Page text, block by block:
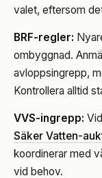
valet, eftersom
BRF-regler:
ombyggnad.
avloppsingrepp,
Kontrollera alltid
VVS-ingrepp:
Säker Vatten-
koordinerar med
vid behov.